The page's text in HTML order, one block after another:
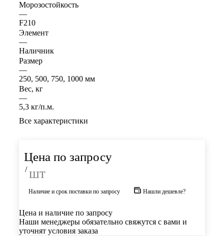
Морозостойкость
—
F210
Элемент
—
Наличник
Размер
—
250, 500, 750, 1000 мм
Вес, кг
—
5,3 кг/п.м.
Все характеристики
Цена по запросу
/ шт
Наличие и срок поставки по запросу Нашли дешевле?
Цена и наличие по запросу
Наши менеджеры обязательно свяжутся с вами и
уточнят условия заказа